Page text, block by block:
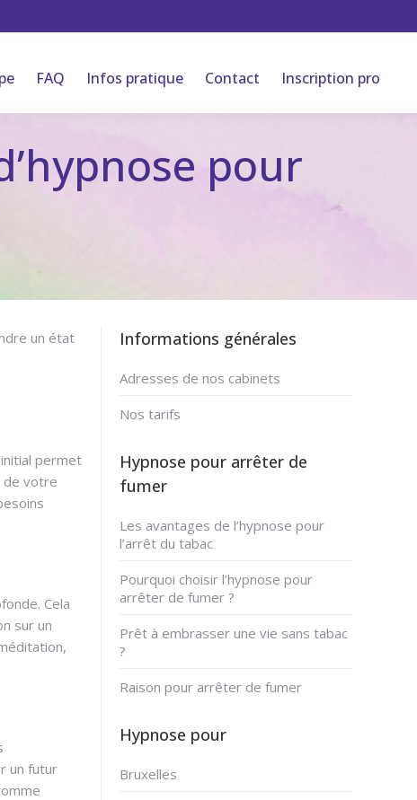
FAQ Infos pratique Contact Inscription pro
pour
un état
permet
de votre
Cela
sur un
un futur
Informations générales
Adresses de nos cabinets
Nos tarifs
Hypnose pour arrêter de
fumer
Les avantages de l’hypnose pour
l’arrêt du tabac
Pourquoi choisir l’hypnose pour
arrêter de fumer ?
Prêt à embrasser une vie sans tabac
?
Raison pour arrêter de fumer
Hypnose pour
Bruxelles